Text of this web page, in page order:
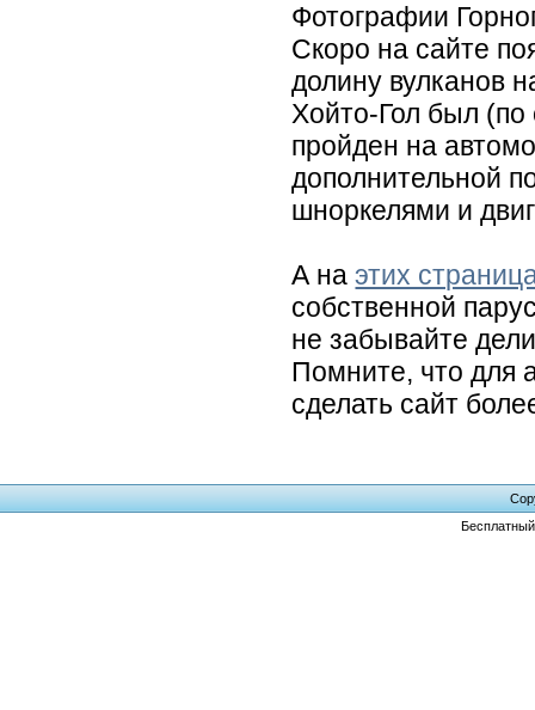
Фотографии
Скоро на сайте
долину вулканов
Хойто-Гол был
пройден на
дополнительной
шноркелями и
А наэтих
собственной
не забывайте
Помните, что для
сделать сайт